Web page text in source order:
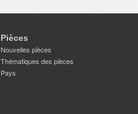
Pièces
Nouvelles pièces
Thématiques des pièces
Pays